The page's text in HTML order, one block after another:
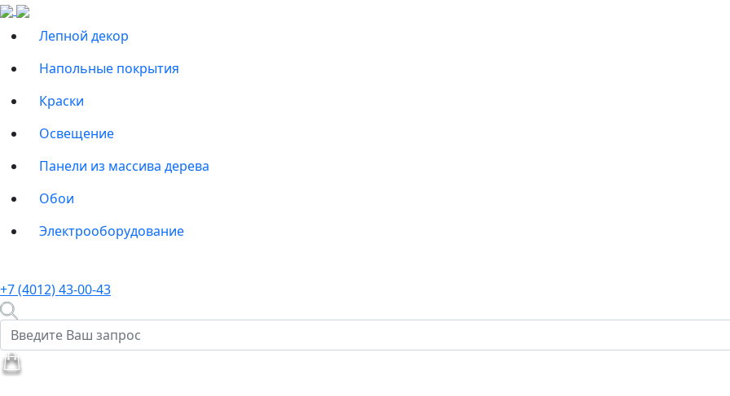
Лепной декор
Напольные покрытия
Краски
Освещение
Панели из массива дерева
Обои
Электрооборудование
+7 (4012) 43-00-43